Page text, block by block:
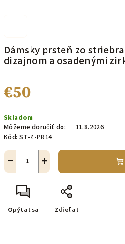
Dámsky prsteň zo
dizajnom a osadenými
€50
cena:
Skladom
Môžeme doručiť do:
11.8.2026
Kód: ST-Z-PR14
+
−
Opýtať sa Zdieľať